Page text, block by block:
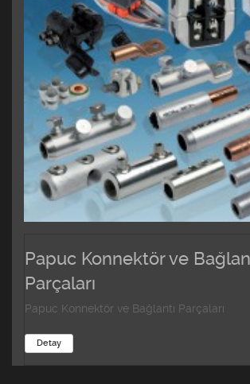
Papuc Konnektör ve
Parçaları
Papuc Konnektör ve Bağlantı Parçaları
Detay